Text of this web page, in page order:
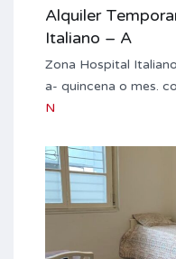
Alquiler
Italiano – A
Zona Hospital
a- quincena o mes.
N